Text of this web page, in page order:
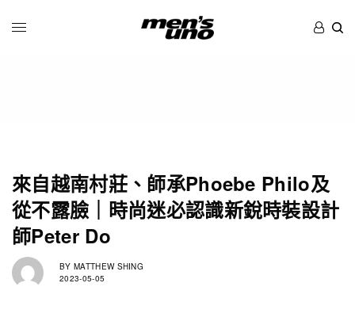
來自越南村莊、師承Phoebe Philo及
從不露臉｜時尚迷必認識新銳時裝設計
師Peter Do
BY MATTHEW SHING
2023-05-05